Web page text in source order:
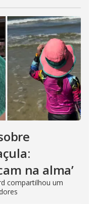
na alma’
compartilhou um